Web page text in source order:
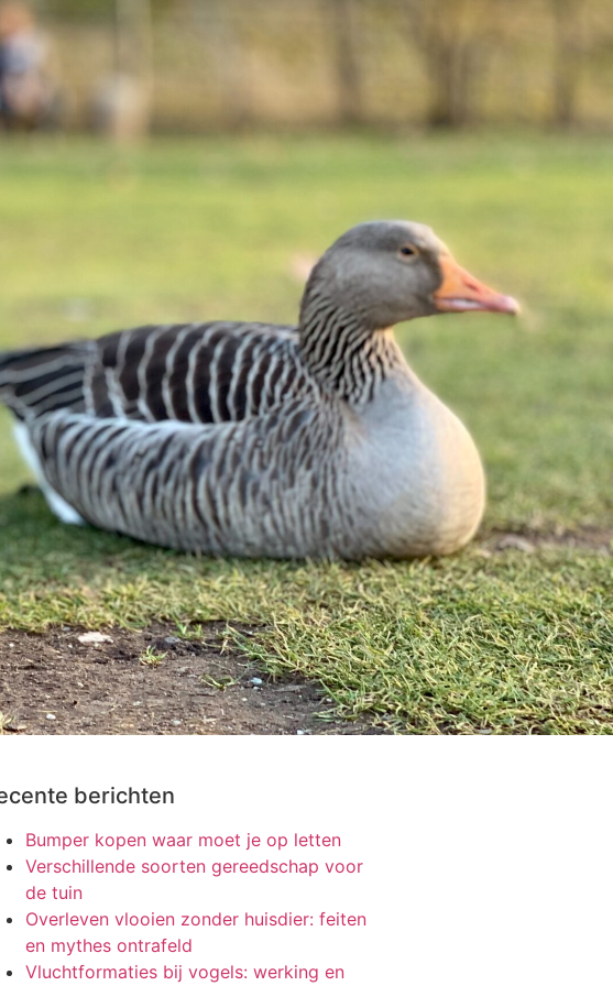
berichten
Bumper kopen waar moet je op letten
Verschillende soorten gereedschap voor
de tuin
Overleven vlooien zonder huisdier: feiten
en mythes ontrafeld
Vluchtformaties bij vogels: werking en